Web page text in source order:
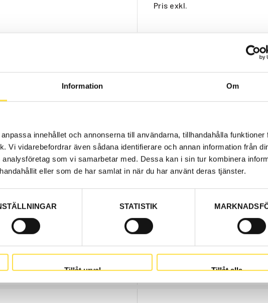
Information Om
innehållet och annonserna till användarna, tillhandahålla funktioner
Vi vidarebefordrar även sådana identifierare och annan information från
som vi samarbetar med. Dessa kan i sin tur kombinera
eller som de har samlat in när du har använt deras tjänster.
STATISTIK
Tillåt urval Tillåt alla
Pris exkl.
210.00
Beställningsvara, 4-6 dagar
2 674.00
, 4-6 dagar